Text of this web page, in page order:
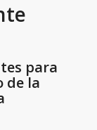
para
de la